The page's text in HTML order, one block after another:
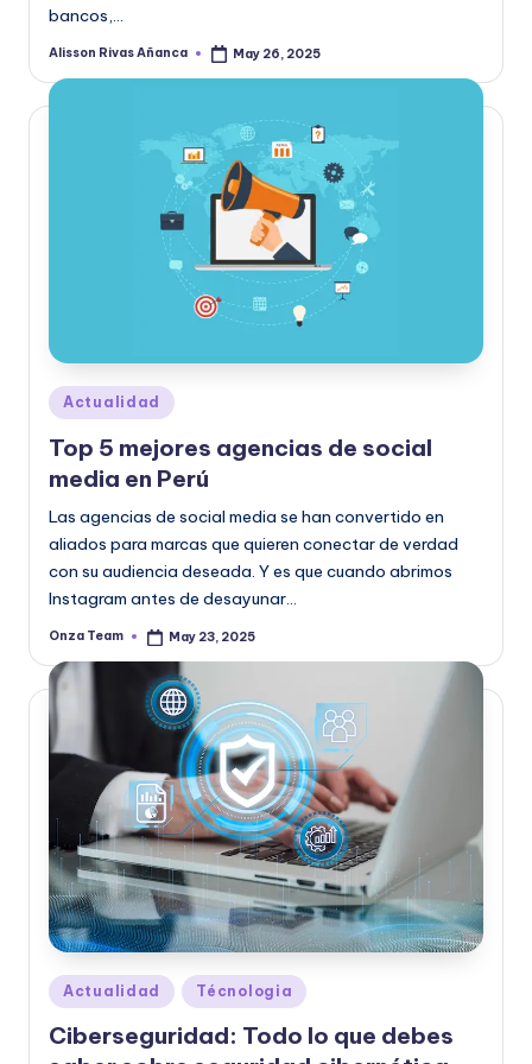
bancos,…
Posted
Alisson Rivas Añanca May 26, 2025
Posted
Actualidad
Top 5 mejores agencias de social
media en Perú
Las agencias de social media se han convertido en
aliados para marcas que quieren conectar de verdad
con su audiencia deseada. Y es que cuando abrimos
Instagram antes de desayunar…
Posted
Onza Team May 23, 2025
Posted
in
Actualidad Técnologia
Ciberseguridad: Todo lo que debes